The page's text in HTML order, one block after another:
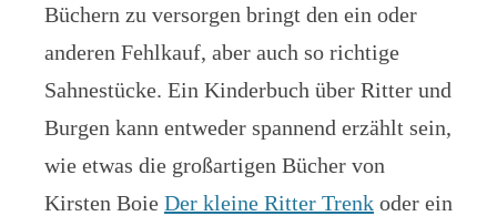
Büchern zu versorgen bringt den ein oder
anderen Fehlkauf, aber auch so richtige
Sahnestücke. Ein Kinderbuch über Ritter und
Burgen kann entweder spannend erzählt sein,
wie etwas die großartigen Bücher von
Kirsten Boie Der kleine Ritter Trenk oder ein